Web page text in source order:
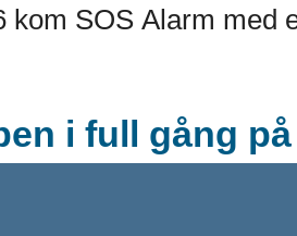
kom SOS Alarm med
i full gång